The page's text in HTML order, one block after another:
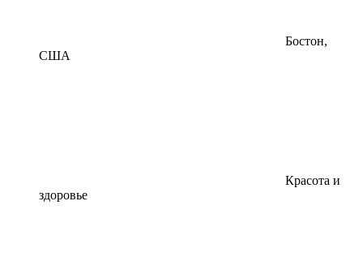
Бостон,
США
Красота и
здоровье